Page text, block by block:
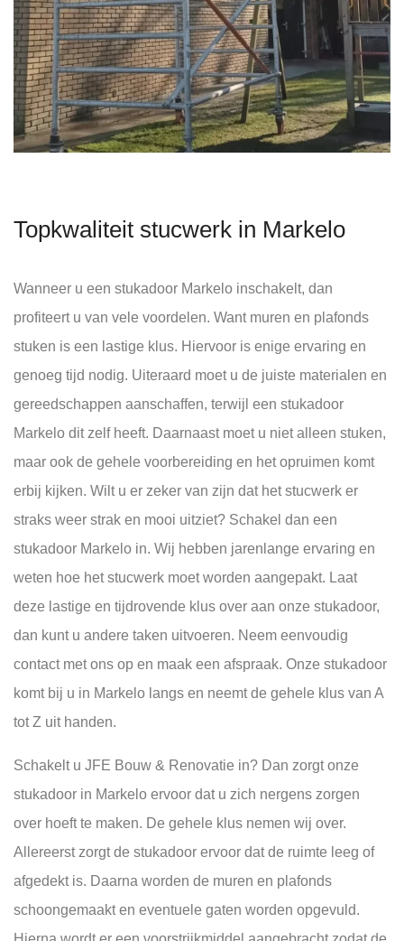
Topkwaliteit stucwerk in Markelo
Wanneer u een stukadoor Markelo inschakelt, dan
profiteert u van vele voordelen. Want muren en plafonds
stuken is een lastige klus. Hiervoor is enige ervaring en
genoeg tijd nodig. Uiteraard moet u de juiste materialen en
gereedschappen aanschaffen, terwijl een stukadoor
Markelo dit zelf heeft. Daarnaast moet u niet alleen stuken,
maar ook de gehele voorbereiding en het opruimen komt
erbij kijken. Wilt u er zeker van zijn dat het stucwerk er
straks weer strak en mooi uitziet? Schakel dan een
stukadoor Markelo in. Wij hebben jarenlange ervaring en
weten hoe het stucwerk moet worden aangepakt. Laat
deze lastige en tijdrovende klus over aan onze stukadoor,
dan kunt u andere taken uitvoeren. Neem eenvoudig
contact met ons op en maak een afspraak. Onze stukadoor
komt bij u in Markelo langs en neemt de gehele klus van A
tot Z uit handen.
Schakelt u JFE Bouw & Renovatie in? Dan zorgt onze
stukadoor in Markelo ervoor dat u zich nergens zorgen
over hoeft te maken. De gehele klus nemen wij over.
Allereerst zorgt de stukadoor ervoor dat de ruimte leeg of
afgedekt is. Daarna worden de muren en plafonds
schoongemaakt en eventuele gaten worden opgevuld.